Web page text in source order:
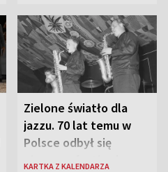
Zielone światło dla
jazzu. 70 lat temu w
Polsce odbył się
pierwszy festiwal
KARTKA Z KALENDARZA